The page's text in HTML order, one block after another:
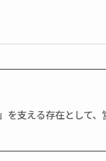
を支える存在として